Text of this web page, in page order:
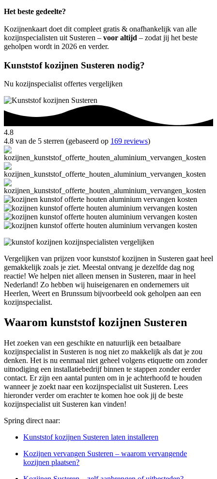
Het beste gedeelte?
Kozijnenkaart doet dit compleet gratis & onafhankelijk van alle
kozijnspecialisten uit Susteren – voor altijd – zodat jij het beste
geholpen wordt in 2026 en verder.
Kunststof kozijnen Susteren nodig?
Nu kozijnspecialist offertes vergelijken
4.8
4.8 van de 5 sterren (gebaseerd op 169 reviews)
Vergelijken van prijzen voor kunststof kozijnen in Susteren gaat heel
gemakkelijk zoals je ziet. Meestal ontvang je dezelfde dag nog
reactie! We helpen niet alleen mensen in Susteren, maar in heel
Nederland! Zo hebben wij huiseigenaren en ondernemers uit
Heerlen, Weert en Brunssum bijvoorbeeld ook geholpen aan een
kozijnspecialist.
Waarom kunststof kozijnen Susteren
Het zoeken van een geschikte en natuurlijk een betaalbare
kozijnspecialist in Susteren is nog niet zo makkelijk als dat je zou
denken. Het is nu eenmaal niet geheel volgens etiquette om zonder
uitnodiging een installatiebedrijf binnen te stappen zonder eerder
contact. Er zijn een aantal punten om in je achterhoofd te houden
wanneer je zoekt naar een kozijnspecialist uit Susteren. Lees
hieronder verder om erachter te komen hoe ook jij de beste
kozijnspecialist uit Susteren kan vinden!
Spring direct naar:
Kunststof kozijnen Susteren laten installeren
Kozijnen vervangen Susteren – waarom vervangende
kozijnen plaatsen?